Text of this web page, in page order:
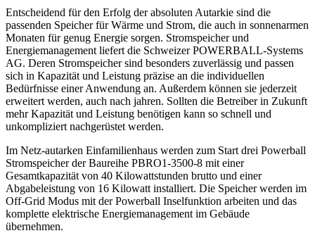
Entscheidend für den Erfolg der absoluten Autarkie sind die
passenden Speicher für Wärme und Strom, die auch in sonnenarmen
Monaten für genug Energie sorgen. Stromspeicher und
Energiemanagement liefert die Schweizer POWERBALL-Systems
AG. Deren Stromspeicher sind besonders zuverlässig und passen
sich in Kapazität und Leistung präzise an die individuellen
Bedürfnisse einer Anwendung an. Außerdem können sie jederzeit
erweitert werden, auch nach jahren. Sollten die Betreiber in Zukunft
mehr Kapazität und Leistung benötigen kann so schnell und
unkompliziert nachgerüstet werden.
Im Netz-autarken Einfamilienhaus werden zum Start drei Powerball
Stromspeicher der Baureihe PBRO1-3500-8 mit einer
Gesamtkapazität von 40 Kilowattstunden brutto und einer
Abgabeleistung von 16 Kilowatt installiert. Die Speicher werden im
Off-Grid Modus mit der Powerball Inselfunktion arbeiten und das
komplette elektrische Energiemanagement im Gebäude
übernehmen.